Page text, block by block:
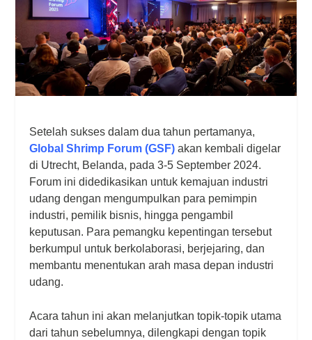
Setelah sukses dalam dua tahun pertamanya,
Global Shrimp Forum (GSF) akan kembali digelar
di Utrecht, Belanda, pada 3-5 September 2024.
Forum ini didedikasikan untuk kemajuan industri
udang dengan mengumpulkan para pemimpin
industri, pemilik bisnis, hingga pengambil
keputusan. Para pemangku kepentingan tersebut
berkumpul untuk berkolaborasi, berjejaring, dan
membantu menentukan arah masa depan industri
udang.
Acara tahun ini akan melanjutkan topik-topik utama
dari tahun sebelumnya, dilengkapi dengan topik